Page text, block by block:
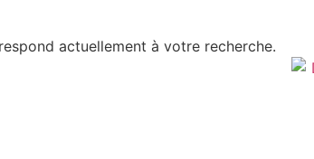
actuellement à votre recherche.